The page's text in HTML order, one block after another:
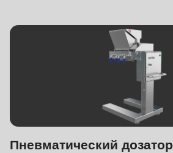
Пневматический дозатор